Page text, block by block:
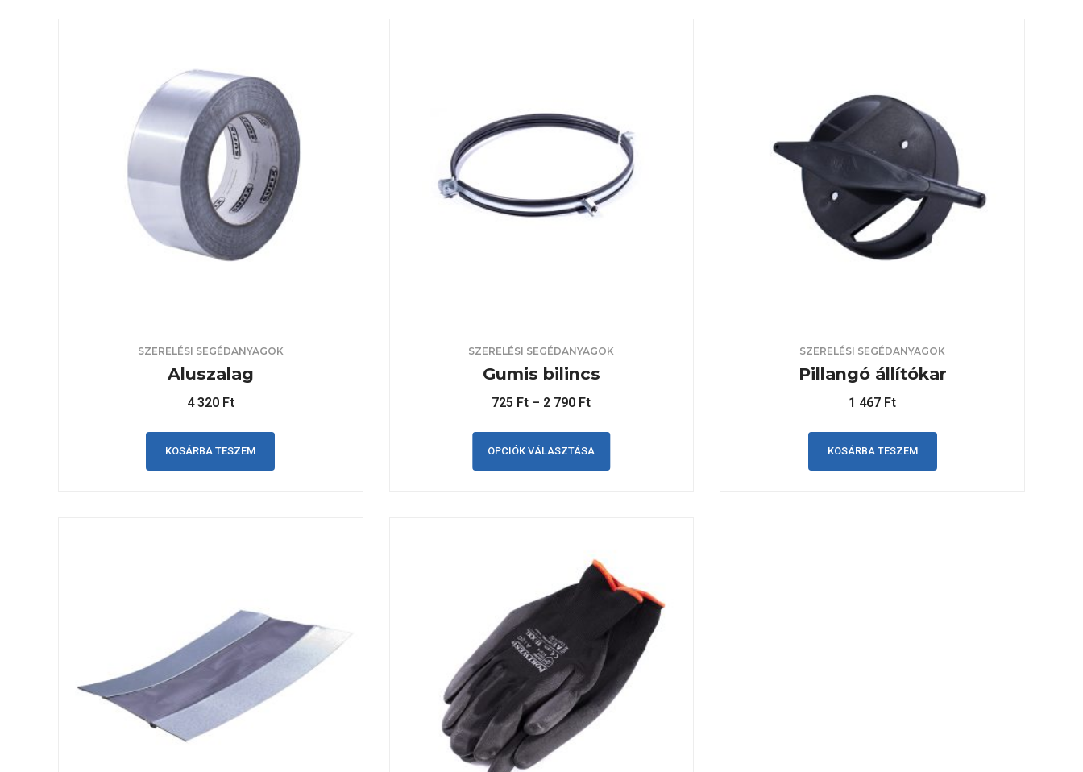
SZERELÉSI SEGÉDANYAGOK
Aluszalag
4 320 Ft
KOSÁRBA TESZEM
SZERELÉSI SEGÉDANYAGOK
Gumis bilincs
725 Ft – 2 790 Ft
OPCIÓK VÁLASZTÁSA
SZERELÉSI SEGÉDANYAGOK
Pillangó állítókar
1 467 Ft
KOSÁRBA TESZEM